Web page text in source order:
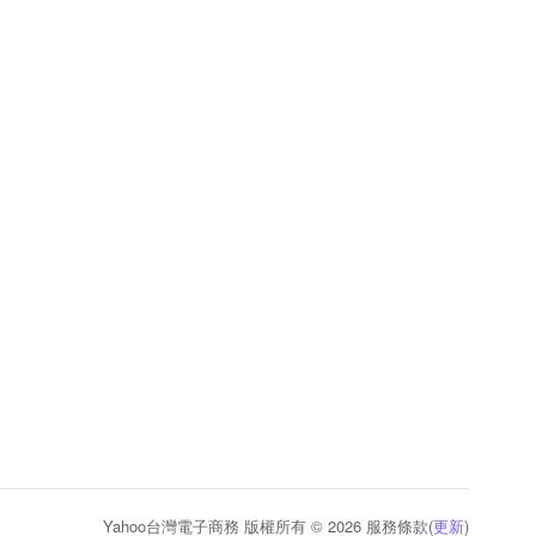
Yahoo台灣電子商務 版權所有 © 2026 服務條款(更新)